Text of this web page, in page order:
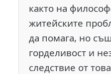
както на
житейските
да помага, но
горделивост и
следствие от